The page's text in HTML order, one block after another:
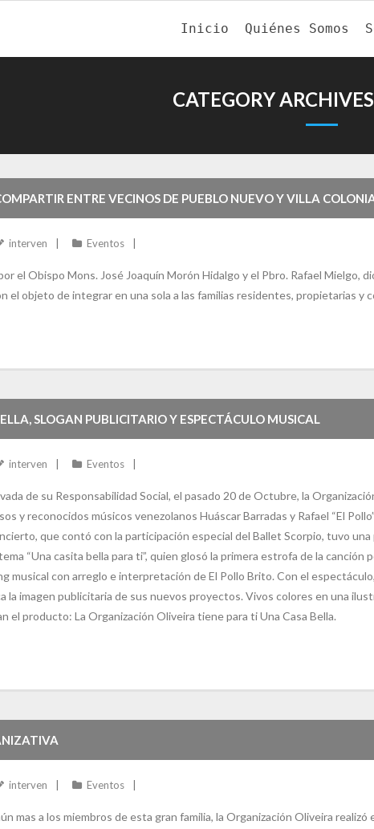
Inicio Quiénes Somos
CATEGORY
ENTRE VECINOS DE PUEBLO NUEVO Y VILLA
interven Eventos
el Obispo Mons. José Joaquín Morón Hidalgo y el Pbro. Rafael Mielgo,
el objeto de integrar en una sola a las familias residentes, propietarias y
SLOGAN PUBLICITARIO Y ESPECTÁCULO MUSICAL
interven Eventos
de su Responsabilidad Social, el pasado 20 de Octubre, la
y reconocidos músicos venezolanos Huáscar Barradas y Rafael “El
que contó con la participación especial del Ballet Scorpio, tuvo
“Una casita bella para ti”, quien glosó la primera estrofa de la
musical con arreglo e interpretación de El Pollo Brito. Con el
la imagen publicitaria de sus nuevos proyectos. Vivos colores en una
el producto: La Organización Oliveira tiene para ti Una Casa Bella.
interven Eventos
mas a los miembros de esta gran familia, la Organización Oliveira